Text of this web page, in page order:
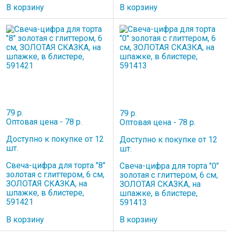
В корзину В корзину
79 р.
Оптовая цена - 78 р.
Доступно к покупке от 12
шт.
Свеча-цифра для торта "8"
золотая с глиттером, 6 см,
ЗОЛОТАЯ СКАЗКА, на
шпажке, в блистере,
591421
В корзину
79 р.
Оптовая цена - 78 р.
Доступно к покупке от 12
шт.
Свеча-цифра для торта "0"
золотая с глиттером, 6 см,
ЗОЛОТАЯ СКАЗКА, на
шпажке, в блистере,
591413
В корзину